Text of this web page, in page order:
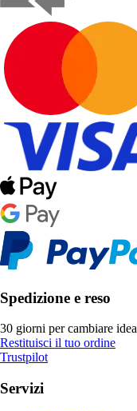
Spedizione e reso
30 giorni per cambiare idea
Restituisci il tuo ordine
Trustpilot
Servizi